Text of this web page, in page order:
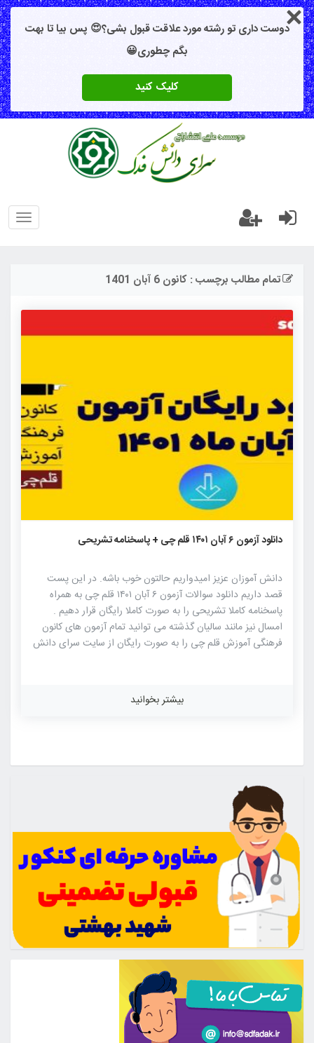
دوست داری تو رشته مورد علاقت قبول بشی؟😍 پس بیا تا بهت
بگم چطوری😀
کلیک کنید
تمام مطالب برچسب : کانون 6 آبان 1401
دانلود آزمون ۶ آبان ۱۴۰۱ قلم چی + پاسخنامه تشریحی
دانش آموزان عزیز امیدواریم حالتون خوب باشه. در این پست
قصد داریم دانلود سوالات آزمون ۶ آبان ۱۴۰۱ قلم چی به همراه
پاسخنامه کاملا تشریحی را به صورت کاملا رایگان قرار دهیم .
امسال نیز مانند سالیان گذشته می توانید تمام آزمون های کانون
فرهنگی آموزش قلم چی را به صورت رایگان از سایت سرای دانش
آزمون دارای بیشترین جامعه آماری در بین آزمون های آزمایشی
برگزار شده برای کنکور می باشد. شباهت به سوالات کنکور سراسری
بیشتر بخوانید